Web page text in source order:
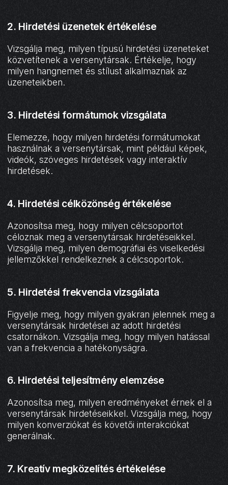
2. Hirdetési üzenetek értékelése
Vizsgálja meg, milyen típusú hirdetési üzeneteket
közvetítenek a versenytársak. Értékelje, hogy
milyen hangnemet és stílust alkalmaznak az
üzeneteikben.
3. Hirdetési formátumok vizsgálata
Elemezze, hogy milyen hirdetési formátumokat
használnak a versenytársak, mint például képek,
videók, szöveges hirdetések vagy interaktív
hirdetések.
4. Hirdetési célközönség értékelése
Azonosítsa meg, hogy milyen célcsoportot
céloznak meg a versenytársak hirdetéseikkel.
Vizsgálja meg, milyen demográfiai és viselkedési
jellemzőkkel rendelkeznek a célcsoportok.
5. Hirdetési frekvencia vizsgálata
Figyelje meg, hogy milyen gyakran jelennek meg a
versenytársak hirdetései az adott hirdetési
csatornákon. Vizsgálja meg, hogy milyen hatással
van a frekvencia a hatékonyságra.
6. Hirdetési teljesítmény elemzése
Azonosítsa meg, milyen eredményeket érnek el a
versenytársak hirdetéseikkel. Vizsgálja meg, hogy
milyen konverziókat és követői interakciókat
generálnak.
7. Kreatív megközelítés értékelése